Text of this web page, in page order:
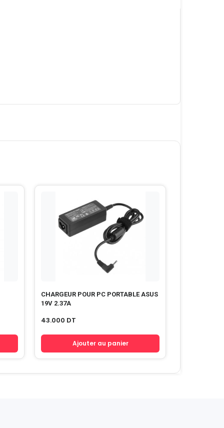
CHARGEUR POUR PC PORTABLE ASUS
19V 2.37A
43.000 DT
Ajouter au panier